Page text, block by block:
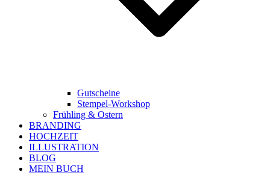
Gutscheine
Stempel-Workshop
Frühling & Ostern
BRANDING
HOCHZEIT
ILLUSTRATION
BLOG
MEIN BUCH